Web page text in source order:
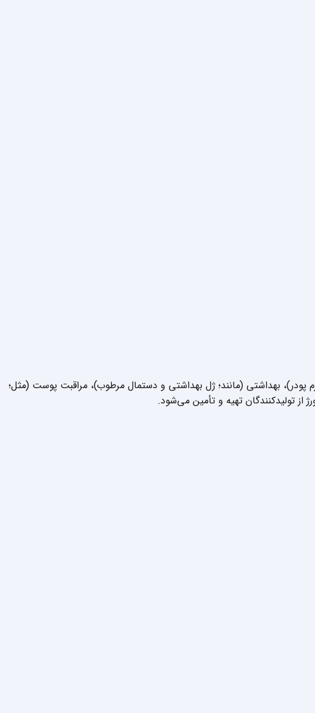
پودر)، بهداشتی (مانند؛ ژل بهداشتی و دستمال مرطوب)، مراقبت پوست (مثل؛
تولیدکنندگان تهیه و تأمین می‌شود.